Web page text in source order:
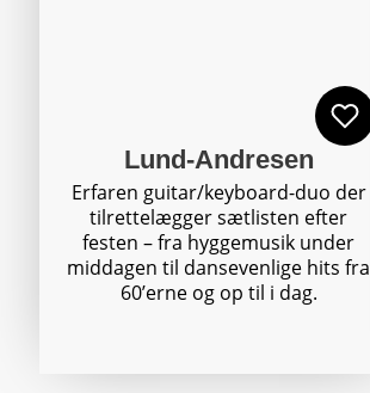
Lund-Andresen
Erfaren guitar/keyboard-duo der
tilrettelægger sætlisten efter
festen – fra hyggemusik under
middagen til dansevenlige hits fra
60’erne og op til i dag.